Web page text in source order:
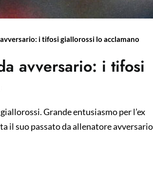
i tifosi giallorossi lo acclamano
avversario: i tifosi
Grande entusiasmo per l’ex
il suo passato da allenatore